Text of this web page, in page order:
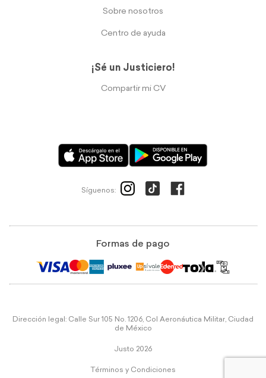
Sobre nosotros
Centro de ayuda
¡Sé un Justiciero!
Compartir mi CV
Síguenos:
Formas de pago
Dirección legal: Calle Sur 105 No. 1206, Col Aeronáutica Militar, Ciudad
de México
Justo 2026
Términos y Condiciones